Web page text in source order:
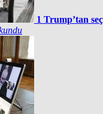
1 Trump’tan